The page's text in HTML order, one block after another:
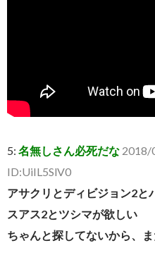
5: 名無しさん必死だな 2018/
ID:UiIL5SlV0
アサクリとディビジョン2と
スアス2とツシマが欲しい
ちゃんと探してないから、